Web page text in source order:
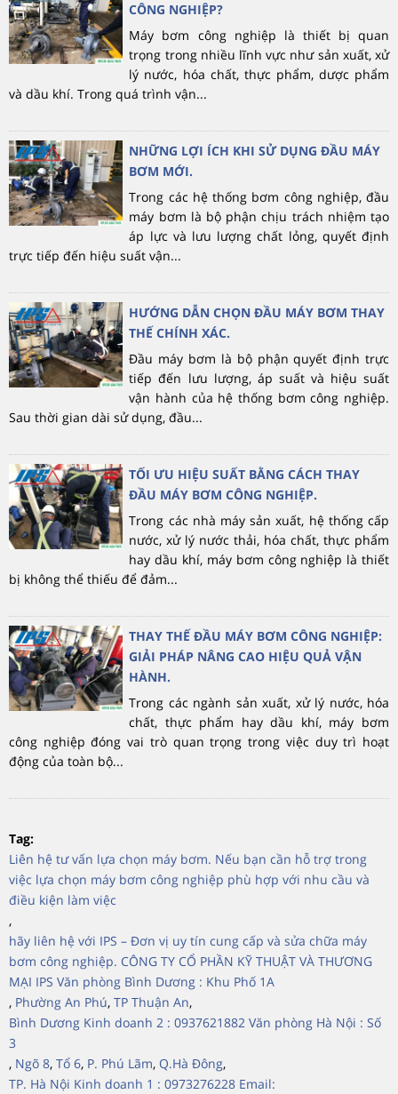
CÔNG NGHIỆP?
Máy bơm công nghiệp là thiết bị quan
trọng trong nhiều lĩnh vực như sản xuất, xử
lý nước, hóa chất, thực phẩm, dược phẩm
và dầu khí. Trong quá trình vận...
NHỮNG LỢI ÍCH KHI SỬ DỤNG ĐẦU MÁY
BƠM MỚI.
Trong các hệ thống bơm công nghiệp, đầu
máy bơm là bộ phận chịu trách nhiệm tạo
áp lực và lưu lượng chất lỏng, quyết định
trực tiếp đến hiệu suất vận...
HƯỚNG DẪN CHỌN ĐẦU MÁY BƠM THAY
THẾ CHÍNH XÁC.
Đầu máy bơm là bộ phận quyết định trực
tiếp đến lưu lượng, áp suất và hiệu suất
vận hành của hệ thống bơm công nghiệp.
Sau thời gian dài sử dụng, đầu...
TỐI ƯU HIỆU SUẤT BẰNG CÁCH THAY
ĐẦU MÁY BƠM CÔNG NGHIỆP.
Trong các nhà máy sản xuất, hệ thống cấp
nước, xử lý nước thải, hóa chất, thực phẩm
hay dầu khí, máy bơm công nghiệp là thiết
bị không thể thiếu để đảm...
THAY THẾ ĐẦU MÁY BƠM CÔNG NGHIỆP:
GIẢI PHÁP NÂNG CAO HIỆU QUẢ VẬN
HÀNH.
Trong các ngành sản xuất, xử lý nước, hóa
chất, thực phẩm hay dầu khí, máy bơm
công nghiệp đóng vai trò quan trọng trong việc duy trì hoạt
động của toàn bộ...
Tag:
Liên hệ tư vấn lựa chọn máy bơm. Nếu bạn cần hỗ trợ trong
việc lựa chọn máy bơm công nghiệp phù hợp với nhu cầu và
điều kiện làm việc
,
hãy liên hệ với IPS – Đơn vị uy tín cung cấp và sửa chữa máy
bơm công nghiệp. CÔNG TY CỔ PHẦN KỸ THUẬT VÀ THƯƠNG
MẠI IPS Văn phòng Bình Dương : Khu Phố 1A
, Phường An Phú, TP Thuận An,
Bình Dương Kinh doanh 2 : 0937621882 Văn phòng Hà Nội : Số
3
, Ngõ 8, Tổ 6, P. Phú Lãm, Q.Hà Đông,
TP. Hà Nội Kinh doanh 1 : 0973276228 Email: